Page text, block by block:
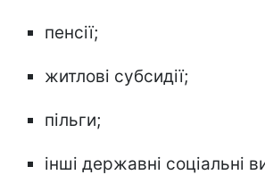
пенсії;
житлові субсидії;
пільги;
інші державні соціальні